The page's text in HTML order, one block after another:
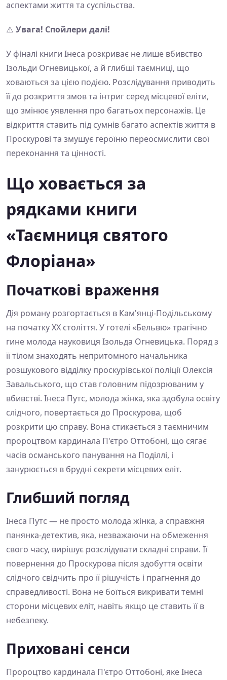
аспектами життя та суспільства.
⚠️ Увага! Спойлери далі!
У фіналі книги Інеса розкриває не лише вбивство
Ізольди Огневицької, а й глибші таємниці, що
ховаються за цією подією. Розслідування приводить
її до розкриття змов та інтриг серед місцевої еліти,
що змінює уявлення про багатьох персонажів. Це
відкриття ставить під сумнів багато аспектів життя в
Проскурові та змушує героїню переосмислити свої
переконання та цінності.
Що ховається за
рядками книги
«Таємниця святого
Флоріана»
Початкові враження
Дія роману розгортається в Кам'янці-Подільському
на початку ХХ століття. У готелі «Бельвю» трагічно
гине молода науковиця Ізольда Огневицька. Поряд з
її тілом знаходять непритомного начальника
розшукового відділку проскурівської поліції Олексія
Завальського, що став головним підозрюваним у
вбивстві. Інеса Путс, молода жінка, яка здобула освіту
слідчого, повертається до Проскурова, щоб
розкрити цю справу. Вона стикається з таємничим
пророцтвом кардинала П'єтро Оттобоні, що сягає
часів османського панування на Поділлі, і
занурюється в брудні секрети місцевих еліт.
Глибший погляд
Інеса Путс — не просто молода жінка, а справжня
панянка-детектив, яка, незважаючи на обмеження
свого часу, вирішує розслідувати складні справи. Її
повернення до Проскурова після здобуття освіти
слідчого свідчить про її рішучість і прагнення до
справедливості. Вона не боїться викривати темні
сторони місцевих еліт, навіть якщо це ставить її в
небезпеку.
Приховані сенси
Пророцтво кардинала П'єтро Оттобоні, яке Інеса